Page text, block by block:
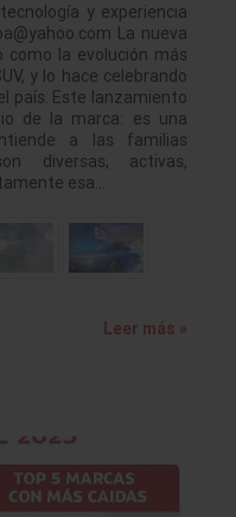
y experiencia
La nueva
como la evolución más
y lo hace celebrando
país. Este lanzamiento
de la marca: es una
a las familias
diversas, activas,
esa…
Leer más »